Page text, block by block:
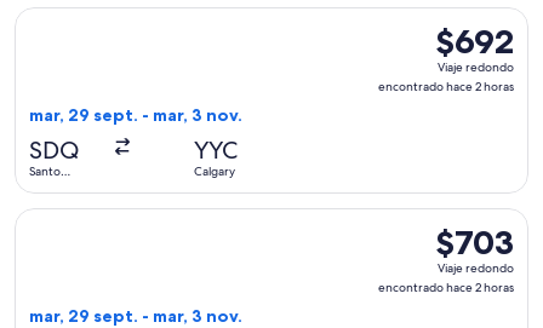
$692
Viaje
redondo,
$692
Viaje redondo
encontrado hace 2 horas
mar, 29 sept. - mar, 3 nov.
SDQ
Santo
YYC
Calgary
Seleccionar vuelo de United, con salida el mar, 29 sept.
$703
Viaje
redondo,
$703
Viaje redondo
encontrado hace 2 horas
mar, 29 sept. - mar, 3 nov.
Seleccionar vuelo de United, con salida el mar, 29 sept.